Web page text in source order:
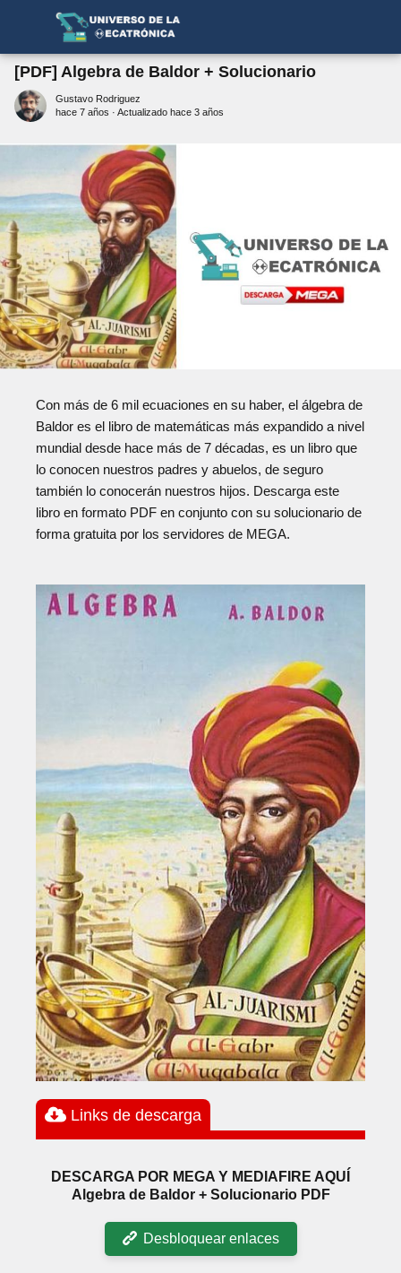
[PDF] Algebra de Baldor + Solucionario
Gustavo Rodriguez
hace 7 años · Actualizado hace 3 años
Con más de 6 mil ecuaciones en su haber, el álgebra de
Baldor es el libro de matemáticas más expandido a nivel
mundial desde hace más de 7 décadas, es un libro que
lo conocen nuestros padres y abuelos, de seguro
también lo conocerán nuestros hijos. Descarga este
libro en formato PDF en conjunto con su solucionario de
forma gratuita por los servidores de MEGA.
Links de descarga
DESCARGA POR MEGA Y MEDIAFIRE AQUÍ
Algebra de Baldor + Solucionario PDF
Desbloquear enlaces